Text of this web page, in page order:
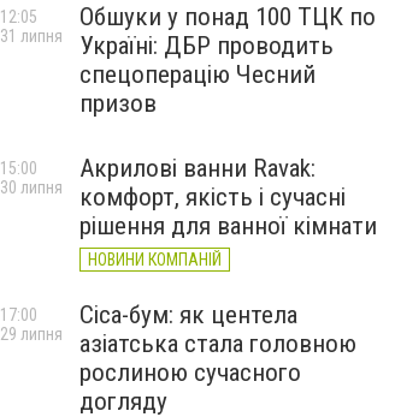
Обшуки у понад 100 ТЦК по
Україні: ДБР проводить
спецоперацію Чесний
призов
12:05
31 липня
Акрилові ванни Ravak:
комфорт, якість і сучасні
рішення для ванної кімнати
НОВИНИ КОМПАНІЙ
15:00
30 липня
Cica-бум: як центела
азіатська стала головною
рослиною сучасного
догляду
17:00
29 липня